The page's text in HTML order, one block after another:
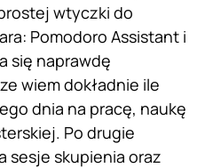
wtyczki do
Pomodoro Assistant i
się naprawdę
wiem dokładnie ile
dnia na pracę, naukę
Po drugie
sesje skupienia oraz